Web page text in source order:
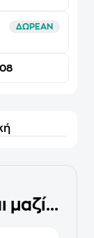
ΔΩΡΕΑΝ
μαζί...